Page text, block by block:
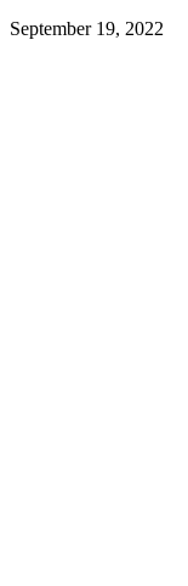
September 19, 2022